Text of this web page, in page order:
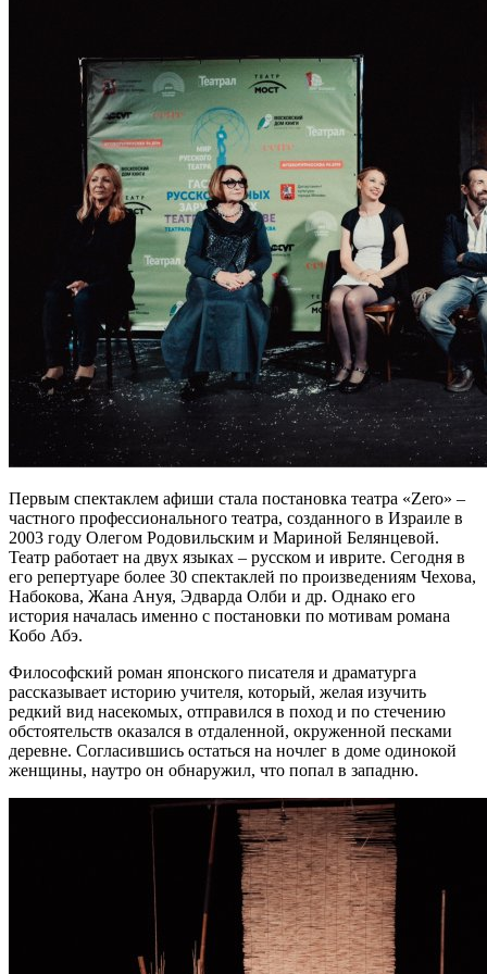
Первым спектаклем афиши стала постановка театра «Zero» –
частного профессионального театра, созданного в Израиле в
2003 году Олегом Родовильским и Мариной Белянцевой.
Театр работает на двух языках – русском и иврите. Сегодня в
его репертуаре более 30 спектаклей по произведениям Чехова,
Набокова, Жана Ануя, Эдварда Олби и др. Однако его
история началась именно с постановки по мотивам романа
Кобо Абэ.
Философский роман японского писателя и драматурга
рассказывает историю учителя, который, желая изучить
редкий вид насекомых, отправился в поход и по стечению
обстоятельств оказался в отдаленной, окруженной песками
деревне. Согласившись остаться на ночлег в доме одинокой
женщины, наутро он обнаружил, что попал в западню.